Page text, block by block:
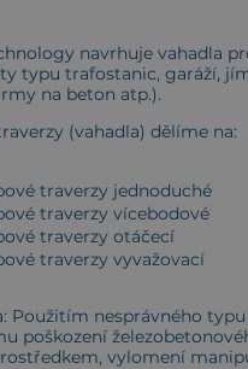
navrhuje vahadla
typu trafostanic, garáží,
na beton atp.).
(vahadla) dělíme na:
traverzy jednoduché
traverzy vícebodové
traverzy otáčecí
traverzy vyvažovací
Použitím nesprávného
poškození
vylomení